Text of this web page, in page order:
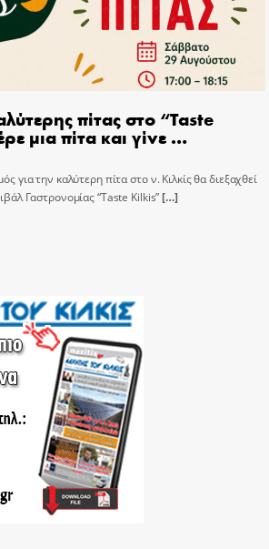
πίτας στο “Taste
μια πίτα και γίνε …
για την καλύτερη πίτα στο ν. Κιλκίς θα διεξαχθεί
Γαστρονομίας “Taste Kilkis”[…]